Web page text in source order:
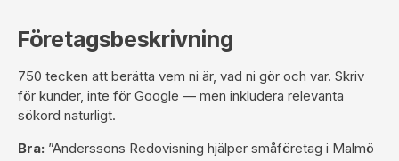
Företagsbeskrivning
750 tecken att berätta vem ni är, vad ni gör och var. Skriv
för kunder, inte för Google — men inkludera relevanta
sökord naturligt.
Bra: ”Anderssons Redovisning hjälper småföretag i Malmö